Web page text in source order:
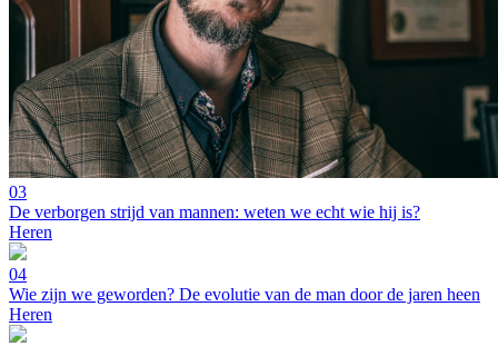
03
De verborgen strijd van mannen: weten we echt wie hij is?
Heren
04
Wie zijn we geworden? De evolutie van de man door de jaren heen
Heren